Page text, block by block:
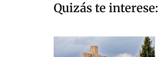
Quizás te interese: